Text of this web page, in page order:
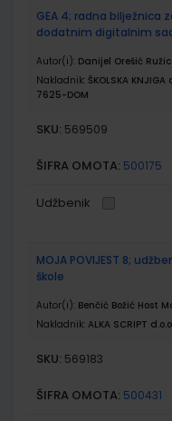
GEA 4; radna bilježnica
dodatnim digitalnim
Autor(i): Danijel Orešić
Nakladnik: ŠKOLSKA KNJIGA
7625-DOM
SKU: 569509
ŠIFRA OMOTA: 500175
Udžbenik
MOJA POVIJEST 8;
škole
Autor(i): Benčić Božić Host
Nakladnik: ALKA SCRIPT
SKU: 569183
ŠIFRA OMOTA: 500431